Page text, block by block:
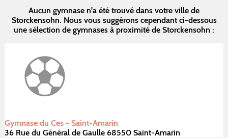
Aucun gymnase n'a été trouvé dans votre ville de
Storckensohn. Nous vous suggérons cependant ci-dessous
une sélection de gymnases à proximité de Storckensohn :
Gymnase du Ces - Saint-Amarin
36 Rue du Général de Gaulle 68550 Saint-Amarin